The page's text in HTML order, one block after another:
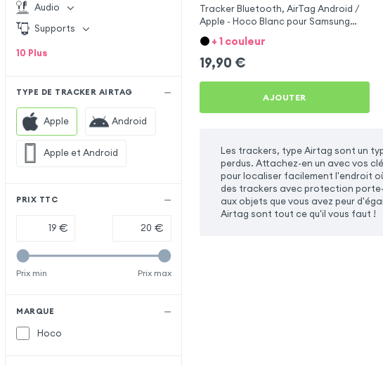
Audio
Supports
10 Plus
TYPE DE TRACKER AIRTAG
Apple Android
Apple et Android
PRIX TTC
€ €
Prix min Prix max
MARQUE
Hoco
Tracker Bluetooth, AirTag Android /
Apple - Hoco Blanc pour Samsung
Galaxy Young S6310
+ 1 couleur
19,90 €
AJOUTER
Les trackers, type Airtag sont un
perdus. Attachez-en un avec vos
pour localiser facilement l'endroit
des trackers avec protection
aux objets que vous avez peur
Airtag sont tout ce qu'il vous faut !